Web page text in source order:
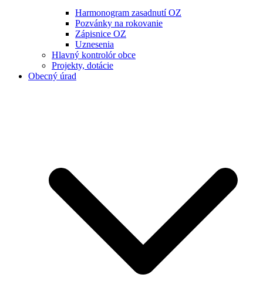
Harmonogram zasadnutí OZ
Pozvánky na rokovanie
Zápisnice OZ
Uznesenia
Hlavný kontrolór obce
Projekty, dotácie
Obecný úrad